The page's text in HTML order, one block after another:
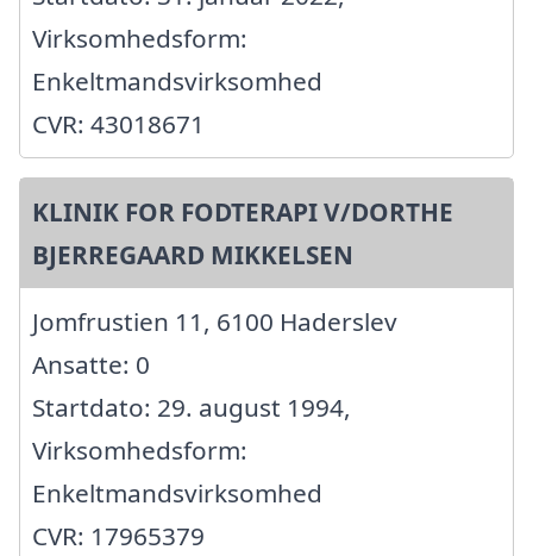
Virksomhedsform:
Enkeltmandsvirksomhed
CVR: 43018671
KLINIK FOR FODTERAPI V/DORTHE
BJERREGAARD MIKKELSEN
Jomfrustien 11, 6100 Haderslev
Ansatte: 0
Startdato: 29. august 1994,
Virksomhedsform:
Enkeltmandsvirksomhed
CVR: 17965379